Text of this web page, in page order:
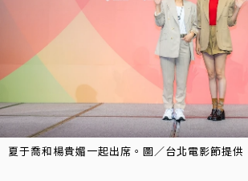
夏于喬和楊貴媚一起出席。圖／台北電影節提供